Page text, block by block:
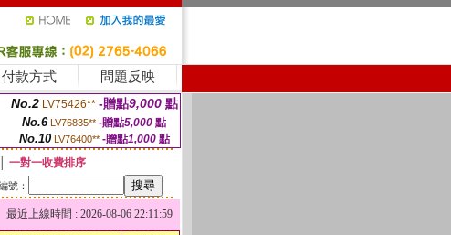
付款方式 問題反映
No.2 LV75426** -贈點9,000 點
No.6 LV76835** -贈點5,000點
No.10 LV76400** -贈點1,000 點
一對一收費排序
號：
最近上線時間 : 2026-08-06 22:11:59